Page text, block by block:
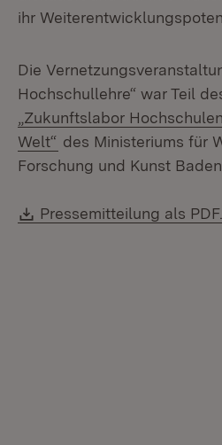
ihr
Die
Hochschullehre“ war Teil
„Zukunftslabor
Welt“ des Ministeriums für
Forschung und Kunst
Download:
Pressemitteilung als PDF.